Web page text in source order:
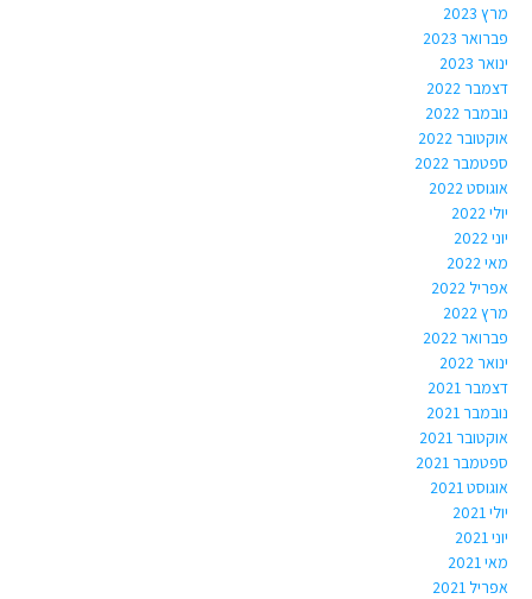
מרץ 2023
פברואר 2023
ינואר 2023
דצמבר 2022
נובמבר 2022
אוקטובר 2022
ספטמבר 2022
אוגוסט 2022
יולי 2022
יוני 2022
מאי 2022
אפריל 2022
מרץ 2022
פברואר 2022
ינואר 2022
דצמבר 2021
נובמבר 2021
אוקטובר 2021
ספטמבר 2021
אוגוסט 2021
יולי 2021
יוני 2021
מאי 2021
אפריל 2021